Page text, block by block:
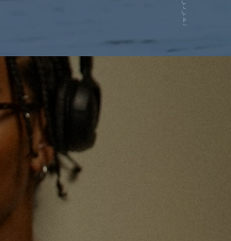
تمرير